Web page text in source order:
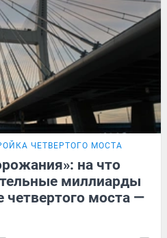
ЧЕТВЕРТОГО МОСТА
на что
миллиарды
четвертого моста —